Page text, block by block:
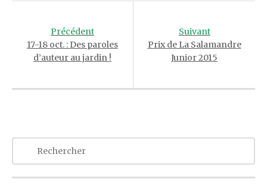
navigationPrécédent
17-18 oct. : Des paroles
d’auteur au jardin !
Suivant
Prix de La Salamandre
Junior 2015